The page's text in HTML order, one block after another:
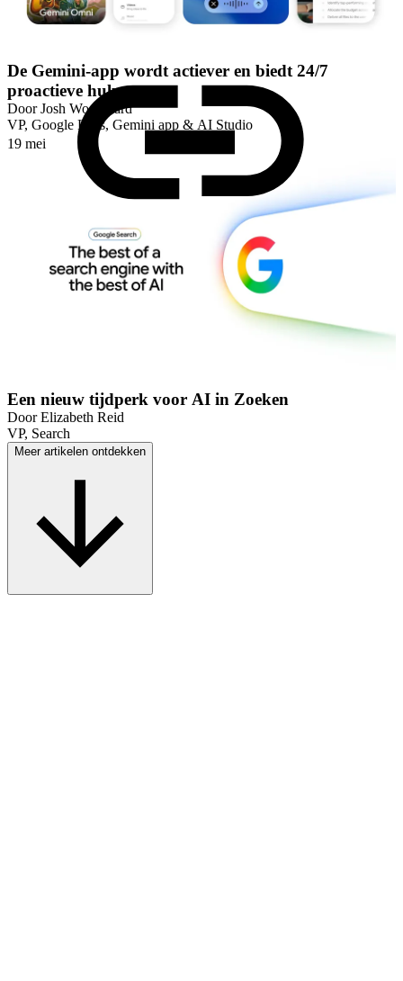
De Gemini-app wordt actiever en biedt 24/7
proactieve hulp
Door Josh Woodward
VP, Google Labs, Gemini app & AI Studio
19 mei
Een nieuw tijdperk voor AI in Zoeken
Door Elizabeth Reid
VP, Search
Meer artikelen ontdekken